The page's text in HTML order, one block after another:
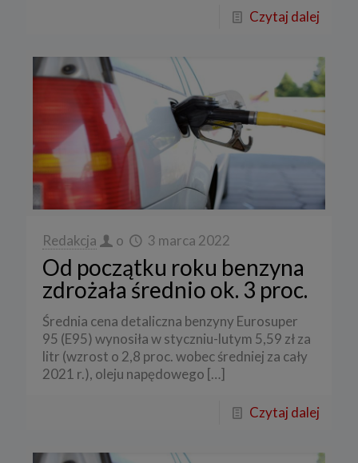
Czytaj dalej
Redakcja o 3 marca 2022
Od początku roku benzyna
zdrożała średnio ok. 3 proc.
Średnia cena detaliczna benzyny Eurosuper
95 (E95) wynosiła w styczniu-lutym 5,59 zł za
litr (wzrost o 2,8 proc. wobec średniej za cały
2021 r.), oleju napędowego […]
Czytaj dalej